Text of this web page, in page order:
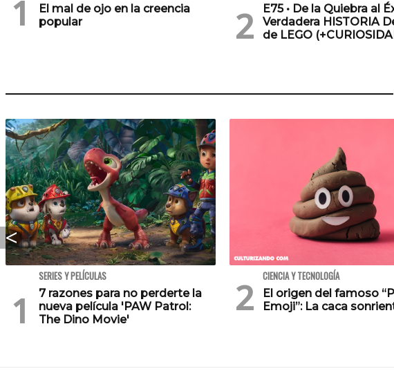
El mal de ojo en la creencia
popular
E75 • De la Quiebra al
Verdadera HISTORIA
de LEGO
SERIES Y PELÍCULAS
7 razones para no perderte la
nueva película 'PAW Patrol:
The Dino Movie'
CIENCIA Y TECNOLOGÍA
El origen del famoso
Emoji”: La caca